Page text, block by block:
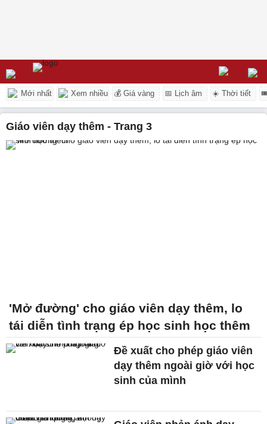
Mới nhất Xem nhiều 💰 Giá vàng 📅 Lịch âm ☀️ Thời tiết
giáo viên dạy thêm - Trang 3
'Mở đường' cho giáo viên dạy thêm, lo
tái diễn tình trạng ép học sinh học thêm
Đề xuất cho phép giáo viên
dạy thêm ngoài giờ với học
sinh của mình